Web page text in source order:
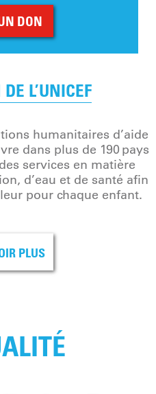
DON
L’UNICEF
humanitaires d’aide
dans plus de 190 pays
services en matière
d’eau et de santé afin
pour chaque enfant.
PLUS